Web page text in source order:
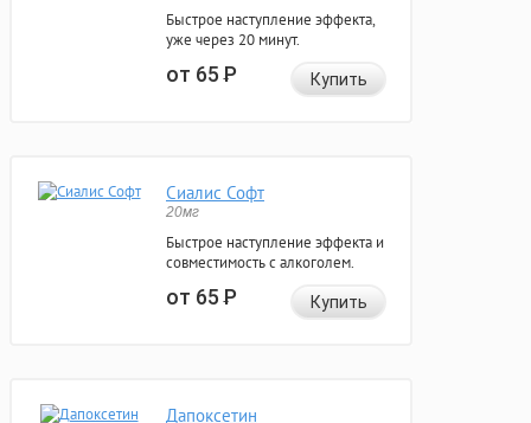
Быстрое наступление эффекта,
уже через 20 минут.
от 65Р Купить
Сиалис Софт
20мг
Быстрое наступление эффекта и
совместимость с алкоголем.
от 65Р Купить
Дапоксетин